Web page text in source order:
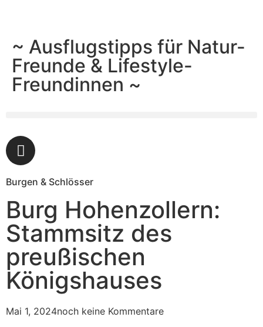
~ Ausflugstipps für Natur-
Freunde & Lifestyle-
Freundinnen ~
Burgen & Schlösser
Burg Hohenzollern:
Stammsitz des
preußischen
Königshauses
Mai 1, 2024noch keine Kommentare